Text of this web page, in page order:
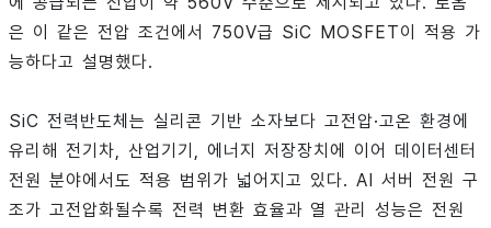
은 이 같은 전압 조건에서 750V급 SiC MOSFET이 적용 가
능하다고 설명했다.
SiC 전력반도체는 실리콘 기반 소자보다 고전압·고온 환경에
유리해 전기차, 산업기기, 에너지 저장장치에 이어 데이터센터
전원 분야에서도 적용 범위가 넓어지고 있다. AI 서버 전원 구
조가 고전압화될수록 전력 변환 효율과 열 관리 성능은 전원